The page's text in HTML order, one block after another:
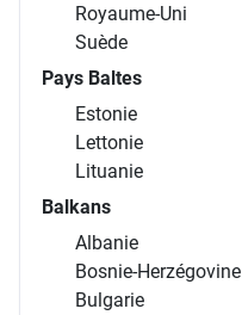
Royaume-Uni
Suède
Pays Baltes
Estonie
Lettonie
Lituanie
Balkans
Albanie
Bosnie-Herzégovine
Bulgarie